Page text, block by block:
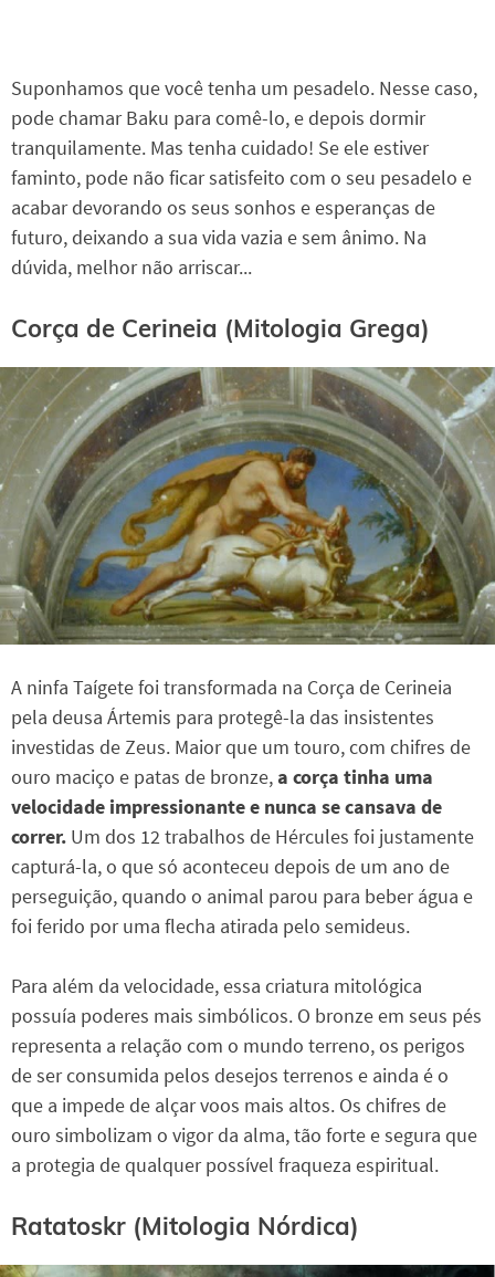
Suponhamos que você tenha um pesadelo. Nesse caso,
pode chamar Baku para comê-lo, e depois dormir
tranquilamente. Mas tenha cuidado! Se ele estiver
faminto, pode não ficar satisfeito com o seu pesadelo e
acabar devorando os seus sonhos e esperanças de
futuro, deixando a sua vida vazia e sem ânimo. Na
dúvida, melhor não arriscar...
Corça de Cerineia (Mitologia Grega)
A ninfa Taígete foi transformada na Corça de Cerineia
pela deusa Ártemis para protegê-la das insistentes
investidas de Zeus. Maior que um touro, com chifres de
ouro maciço e patas de bronze, a corça tinha uma
velocidade impressionante e nunca se cansava de
correr. Um dos 12 trabalhos de Hércules foi justamente
capturá-la, o que só aconteceu depois de um ano de
perseguição, quando o animal parou para beber água e
foi ferido por uma flecha atirada pelo semideus.
Para além da velocidade, essa criatura mitológica
possuía poderes mais simbólicos. O bronze em seus pés
representa a relação com o mundo terreno, os perigos
de ser consumida pelos desejos terrenos e ainda é o
que a impede de alçar voos mais altos. Os chifres de
ouro simbolizam o vigor da alma, tão forte e segura que
a protegia de qualquer possível fraqueza espiritual.
Ratatoskr (Mitologia Nórdica)